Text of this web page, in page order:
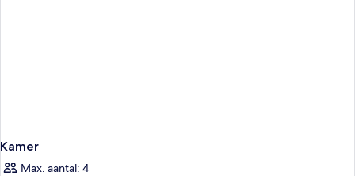
Kamer
Max. aantal: 4